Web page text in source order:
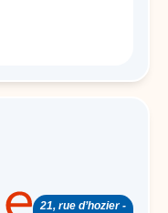
21, rue d’hozier -